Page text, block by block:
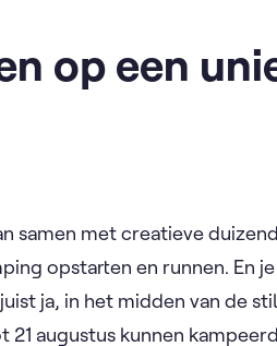
op een
samen met creatieve
opstarten en runnen. En
ja, in het midden van de
21 augustus kunnen